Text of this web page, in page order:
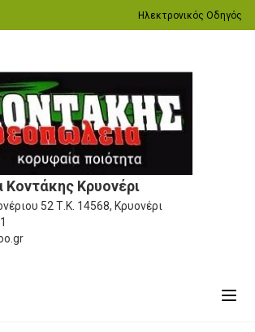
Ηλεκτρονικός Οδηγός
Κρυονέρι
52 Τ.Κ. 14568, Κρυονέρι